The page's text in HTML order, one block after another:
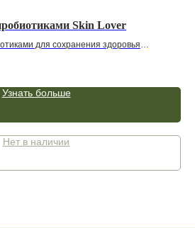
Skin Lover
для сохранения здоровья
и ухоженной кожи уже после 1го
выравнивает тон, придает коже
Узнать больше
Нет в наличии